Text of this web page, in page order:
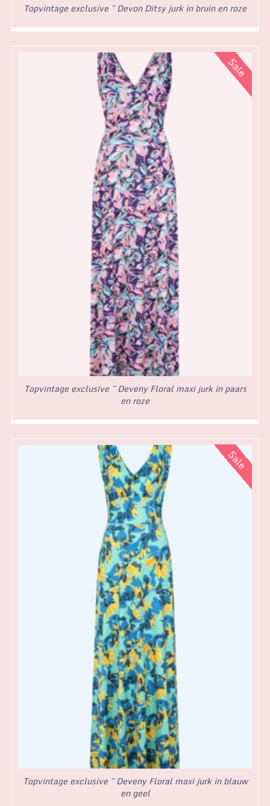
Topvintage exclusive ~ Devon Ditsy jurk in bruin en roze
Topvintage exclusive ~ Deveny Floral maxi jurk in paars
en roze
Topvintage exclusive ~ Deveny Floral maxi jurk in blauw
en geel